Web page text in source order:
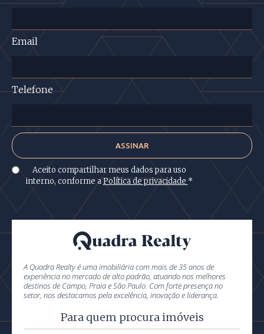
Email
Telefone
Aceito compartilhar meus dados para uso
interno, conforme aPolítica de privacidade *
A Quadra Realty é uma imobiliária com mais de 35 anos de
experiência no mercado de alto padrão, atuando nos melhores
destinos de Campo, Praia e São Paulo. Com forte presença no
setor, nos destacamos pela excelência, inovação e liderança.
Para quem procura imóveis